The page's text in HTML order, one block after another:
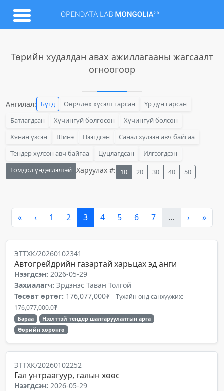
Төрийн худалдан авах ажиллагааны жагсаалт
огноогоор
Ангилал: Бүгд Өөрчлөх хүсэлт гарсан
Үр дүн гарсан
Батлагдсан
Хүчингүй болгосон
Хүчингүй болсон
Хянан үзсэн
Шинэ Нээгдсэн
Санал хүлээн авч байгаа
Тендер хүлээн авч байгаа
Цуцлагдсан
Илгээгдсэн
Гомдол үндэслэлтэй Харуулах #: 10 20 30 40 50
« ‹ 1 2 3 4 5 6 7 … › »
ЭТТХК/20260102341
Автогрейдрийн газартай харьцах эд анги
Нээгдсэн: 2026-05-29
Захиалагч: Эрдэнэс Таван Толгой
Төсөвт өртөг: 176,077,000₮ Тухайн онд санхүүжих:
176,077,000.0₮
Бараа
Нээлттэй тендер шалгаруулалтын арга
Өөрийн хөрөнгө
ЭТТХК/20260102252
Гал унтраагуур, галын хөөс
Нээгдсэн: 2026-05-29